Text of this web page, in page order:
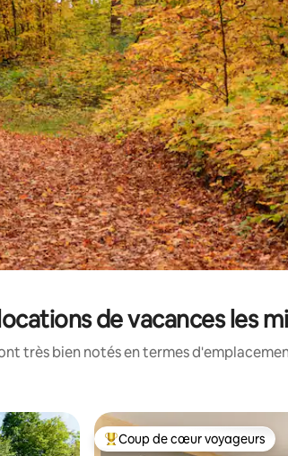
de vacances les
très bien notés en termes
Coups de cœur voyageurs les
Coup de cœur voyageurs